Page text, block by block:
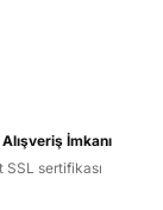
İmkanı
SSL sertifikası